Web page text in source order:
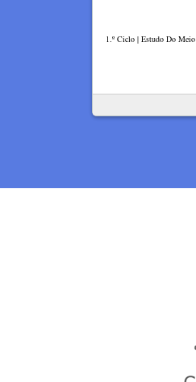
1.º Ciclo | Estudo Do Meio